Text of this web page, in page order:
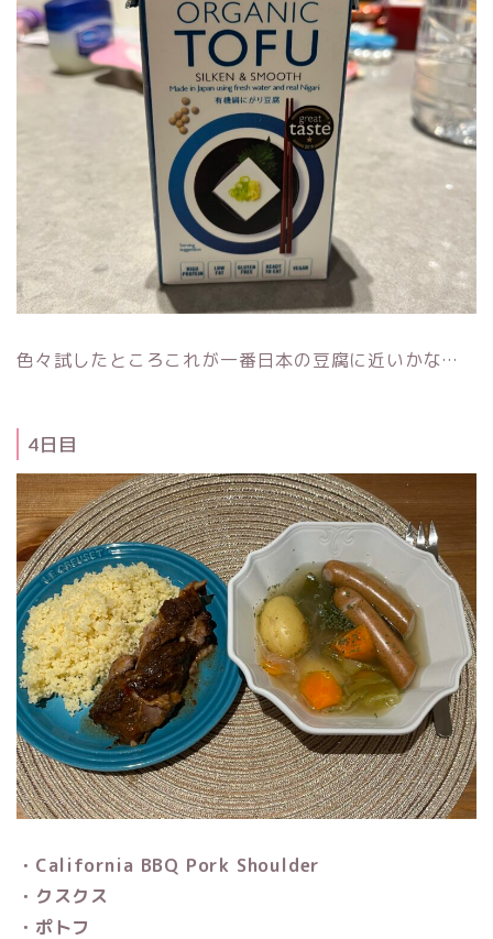
色々試したところこれが一番日本の豆腐に近いかな…
4日目
・California BBQ Pork Shoulder
・クスクス
・ポトフ